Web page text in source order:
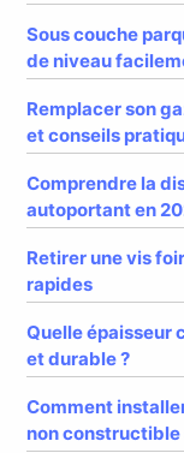
Sous couche
de niveau
Remplacer son
et conseils
Comprendre la
autoportant en
Retirer une vis
rapides
Quelle épaisseur
et durable ?
Comment
non constructible